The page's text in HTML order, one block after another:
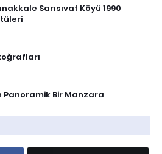
Sarısıvat Köyü 1990
Panoramik Bir Manzara